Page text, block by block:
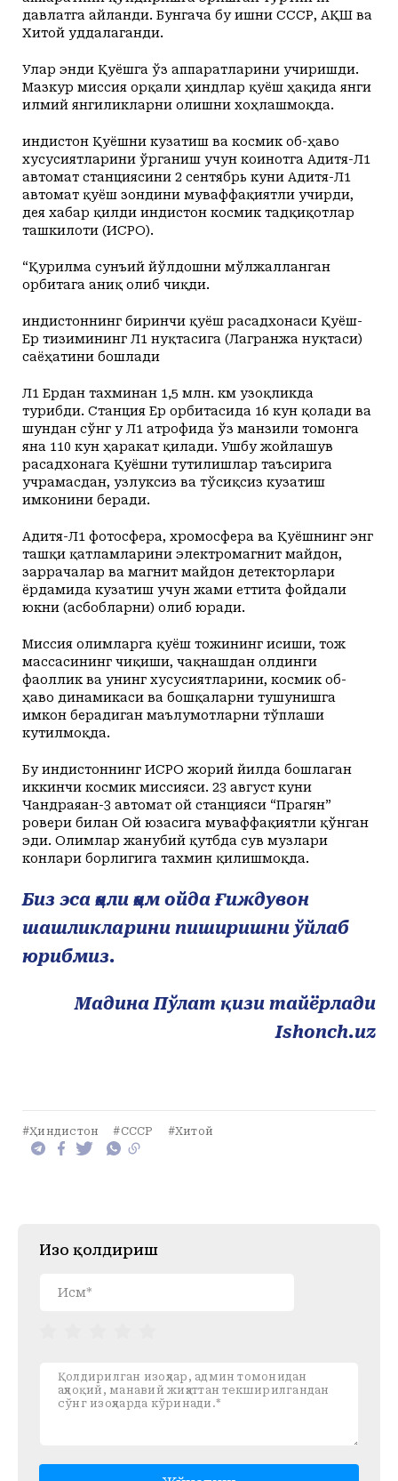
давлатга айланди. Бунгача бу ишни СССР, АҚШ ва
Хитой уддалаганди.
Улар энди Қуёшга ўз аппаратларини учиришди.
Мазкур миссия орқали ҳиндлар қуёш ҳақида янги
илмий янгиликларни олишни хоҳлашмоқда.
Ҳиндистон Қуёшни кузатиш ва космик об-ҳаво
хусусиятларини ўрганиш учун коинотга Адитя-Л1
автомат станциясини 2 сентябрь куни Адитя-Л1
автомат қуёш зондини муваффақиятли учирди,
дея хабар қилди Ҳиндистон космик тадқиқотлар
ташкилоти (ИСРО).
“Қурилма сунъий йўлдошни мўлжалланган
орбитага аниқ олиб чиқди.
Ҳиндистоннинг биринчи қуёш расадхонаси Қуёш-
Ер тизимининг Л1 нуқтасига (Лагранжа нуқтаси)
саёҳатини бошлади
Л1 Ердан тахминан 1,5 млн. км узоқликда
турибди. Станция Ер орбитасида 16 кун қолади ва
шундан сўнг у Л1 атрофида ўз манзили томонга
яна 110 кун ҳаракат қилади. Ушбу жойлашув
расадхонага Қуёшни тутилишлар таъсирига
учрамасдан, узлуксиз ва тўсиқсиз кузатиш
имконини беради.
Адитя-Л1 фотосфера, хромосфера ва Қуёшнинг энг
ташқи қатламларини электромагнит майдон,
заррачалар ва магнит майдон детекторлари
ёрдамида кузатиш учун жами еттита фойдали
юкни (асбобларни) олиб юради.
Миссия олимларга қуёш тожининг исиши, тож
массасининг чиқиши, чақнашдан олдинги
фаоллик ва унинг хусусиятларини, космик об-
ҳаво динамикаси ва бошқаларни тушунишга
имкон берадиган маълумотларни тўплаши
кутилмоқда.
Бу Ҳиндистоннинг ИСРО жорий йилда бошлаган
иккинчи космик миссияси. 23 август куни
Чандраяан-3 автомат ой станцияси “Прагян”
ровери билан Ой юзасига муваффақиятли қўнган
эди. Олимлар жанубий қутбда сув музлари
конлари борлигига тахмин қилишмоқда.
Биз эса ҳали ҳам ойда Ғиждувон
шашликларини пиширишни ўйлаб
юрибмиз.
Мадина Пўлат қизи тайёрлади
Ishonch.uz
#Ҳиндистон #СССР #Хитой
Изоҳ қолдириш